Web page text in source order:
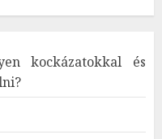
kockázatokkal és